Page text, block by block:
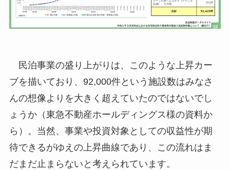
民泊事業の盛り上がりは、このような上昇カー
ブを描いており、92,000件という施設数はみなさ
んの想像よりを大きく超えていたのではないでし
ょうか（東急不動産ホールディングス様の資料か
ら）。当然、事業や投資対象としての収益性が期
待できるがゆえの上昇曲線であり、この流れはま
だまだ止まらないと考えられています。